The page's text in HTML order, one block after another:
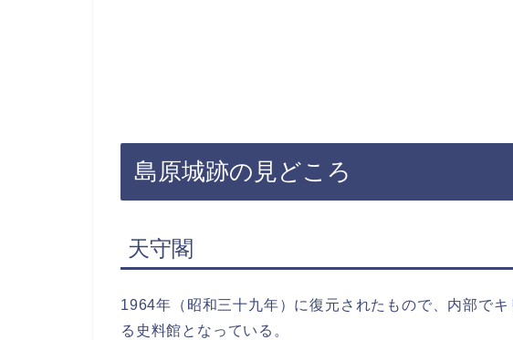
島原城跡の見どころ
天守閣
1964年（昭和三十九年）に復元されたもので、内部で
る史料館となっている。